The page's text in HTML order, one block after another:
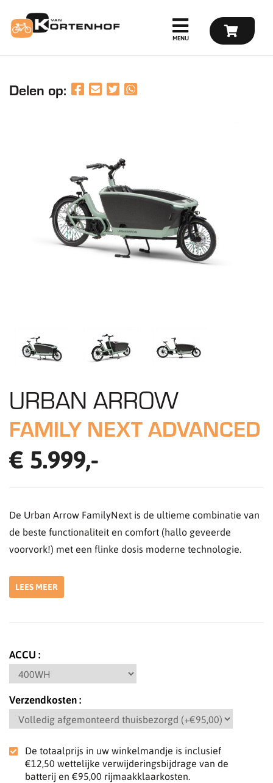
Delen op:
URBAN ARROW
FAMILY NEXT ADVANCED
€ 5.999,-
De Urban Arrow FamilyNext is de ultieme combinatie van
de beste functionaliteit en comfort (hallo geveerde
voorvork!) met een flinke dosis moderne technologie.
LEES MEER
ACCU
Verzendkosten
De totaalprijs in uw winkelmandje is inclusief
€12,50 wettelijke verwijderingsbijdrage van de
batterij en €95,00 rijmaakklaarkosten.